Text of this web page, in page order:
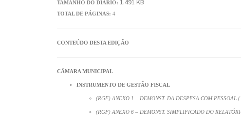
TAMANHO DO DIÁRIO: 1.491 KB
TOTAL DE PÁGINAS: 4
CONTEÚDO DESTA EDIÇÃO
CÂMARA MUNICIPAL
INSTRUMENTO DE GESTÃO FISCAL
(RGF) ANEXO 1 – DEMONST. DA DESPESA COM PESSOAL
(RGF) ANEXO 6 – DEMONST. SIMPLIFICADO DO